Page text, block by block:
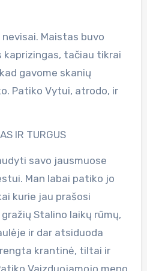
nevisai. Maistas buvo
kaprizingas, tačiau tikrai
gavome skanių
Patiko Vytui, atrodo, ir
IR TURGUS
savo jausmuose
Man labai patiko jo
kurie jau prašosi
Stalino laikų rūmų,
ir dar atsiduoda
krantinė, tiltai ir
Vaizduojamojo meno